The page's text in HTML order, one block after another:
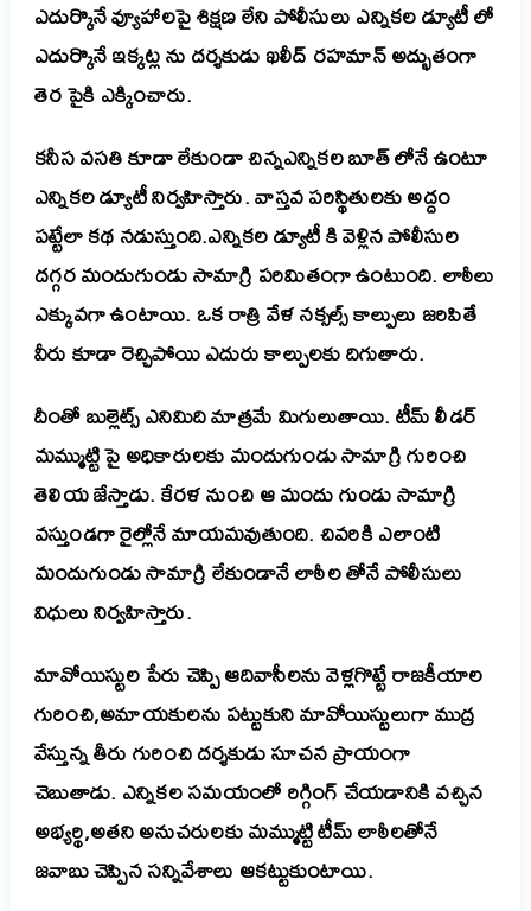
ఎదుర్కొనే వ్యూహాలపై శిక్షణ లేని పోలీసులు ఎన్నికల డ్యూటీ లో
ఎదుర్కొనే ఇక్కట్ల ను దర్శకుడు ఖలీద్ రహమాన్ అద్భుతంగా
తెర పైకి ఎక్కించారు.
కనీస వసతి కూడా లేకుండా చిన్నఎన్నికల బూత్ లోనే ఉంటూ
ఎన్నికల డ్యూటీ నిర్వహిస్తారు. వాస్తవ పరిస్థితులకు అద్దం
పట్టేలా కథ నడుస్తుంది.ఎన్నికల డ్యూటీ కి వెళ్లిన పోలీసుల
దగ్గర మందుగుండు సామాగ్రి పరిమితంగా ఉంటుంది. లాఠీలు
ఎక్కువగా ఉంటాయి. ఒక రాత్రి వేళ నక్సల్స్ కాల్పులు జరిపితే
వీరు కూడా రెచ్చిపోయి ఎదురు కాల్పులకు దిగుతారు.
దీంతో బుల్లెట్స్ ఎనిమిది మాత్రమే మిగులుతాయి. టీమ్ లీడర్
మమ్ముట్టి పై అధికారులకు మందుగుండు సామాగ్రి గురించి
తెలియ జేస్తాడు. కేరళ నుంచి ఆ మందు గుండు సామాగ్రి
వస్తుండగా రైల్లోనే మాయమవుతుంది. చివరికి ఎలాంటి
మందుగుండు సామాగ్రి లేకుండానే లాఠీల తోనే పోలీసులు
విధులు నిర్వహిస్తారు.
మావోయిస్టుల పేరు చెప్పి ఆదివాసీలను వెళ్లగొట్టే రాజకీయాల
గురించి,అమాయకులను పట్టుకుని మావోయిస్టులుగా ముద్ర
వేస్తున్న తీరు గురించి దర్శకుడు సూచన ప్రాయంగా
చెబుతాడు. ఎన్నికల సమయంలో రిగ్గింగ్ చేయడానికి వచ్చిన
అభ్యర్థి,అతని అనుచరులకు మమ్ముట్టి టీమ్ లాఠీలతోనే
జవాబు చెప్పిన సన్నివేశాలు ఆకట్టుకుంటాయి.